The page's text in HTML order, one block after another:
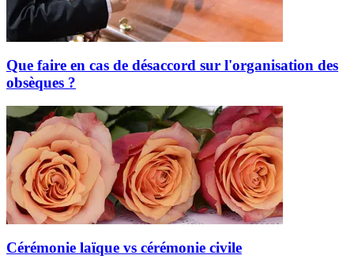
Que faire en cas de désaccord sur l'organisation des
obsèques ?
Cérémonie laïque vs cérémonie civile